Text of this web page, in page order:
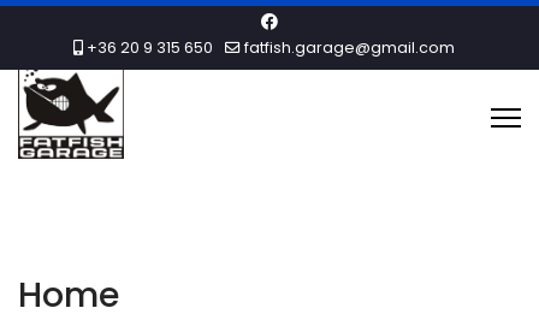
+36 20 9 315 650 fatfish.garage@gmail.com
Home